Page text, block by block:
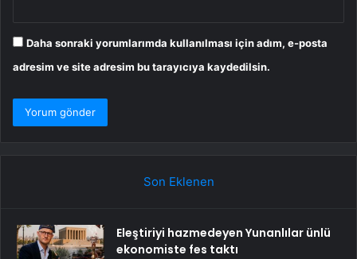
Daha sonraki yorumlarımda kullanılması için adım, e-posta
adresim ve site adresim bu tarayıcıya kaydedilsin.
Son Eklenen
Eleştiriyi hazmedeyen Yunanlılar ünlü
ekonomiste fes taktı